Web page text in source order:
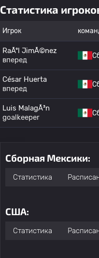
Статистика
Игрок
RaÃºl JimÃ©nez
вперед
César Huerta
вперед
Luis MalagÃ³n
goalkeeper
Сборная Мексики:
Статистика
США:
Статистика